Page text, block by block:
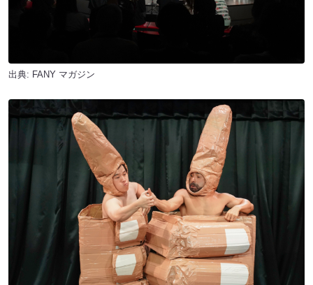
出典: FANY マガジン